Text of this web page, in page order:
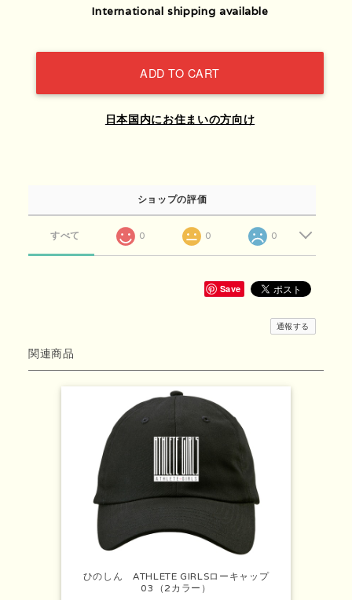
International shipping available
ADD TO CART
日本国内にお住まいの方向け
ショップの評価
すべて 0 0 0
Save
通報する
関連商品
ひのしん ATHLETE GIRLSローキャップ
03（2カラー）